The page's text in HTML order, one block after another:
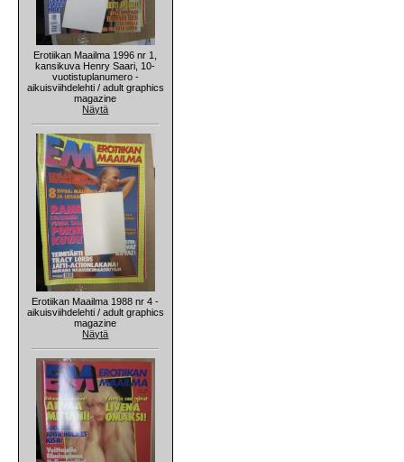
Erotiikan Maailma 1996 nr 1,
kansikuva Henry Saari, 10-
vuotistuplanumero -
aikuisviihdelehti / adult graphics
magazine
Näytä
Erotiikan Maailma 1988 nr 4 -
aikuisviihdelehti / adult graphics
magazine
Näytä